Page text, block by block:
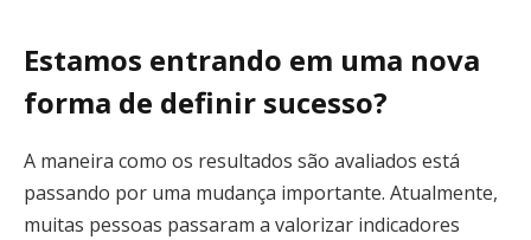
Estamos entrando em uma nova
forma de definir sucesso?
A maneira como os resultados são avaliados está
passando por uma mudança importante. Atualmente,
muitas pessoas passaram a valorizar indicadores